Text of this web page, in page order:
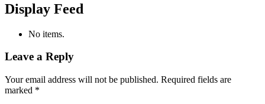
Display Feed
No items.
Leave a Reply
Your email address will not be published. Required fields are
marked *